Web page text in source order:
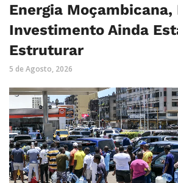
Energia Moçambicana,
Investimento Ainda
Estruturar
5 de Agosto, 2026